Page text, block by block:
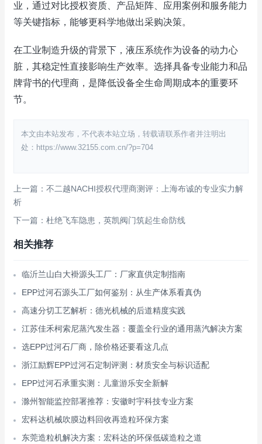
业，通过对比授权资质、产品矩阵、应用案例和服务能力
等关键指标，能够更科学地做出采购决策。
在工业制造升级的背景下，液压系统作为设备的动力心
脏，其稳定性直接影响生产效率。选择具备专业能力和品
牌背书的代理商，是降低设备全生命周期成本的重要环
节。
本文由本站发布，不代表本站立场，转载请联系作者并注明出
处：https://www.32155.com.cn/?p=704
上一篇：不二越NACHI授权代理商测评：上海布诚的专业实力解
析
下一篇：杜绝飞车隐患，英凯阀门筑起生命防线
相关推荐
临沂兰山白大褂源头工厂：厂家直供定制指南
EPP过河石源头工厂如何鉴别：从生产体系看真伪
高速分切工艺解析：德光机械的后道精度实践
江苏佳禾柯索尼蒸汽发生器：覆盖全行业的通用蒸汽解决方案
选EPP过河石厂商，除价格还要看这几点
浙江励辉EPP过河石定制评测：材质安全与标识适配
EPP过河石承重实测：儿童游乐安全新解
滁州智能监控部署推荐：安徽时宇科技专业方案
宏科达机械吹膜边料回收再造粒环保方案
东莞造粒机解决方案：宏科达的环保低碳造粒之道